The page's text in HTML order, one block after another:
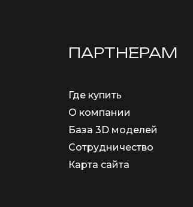
ПАРТНЕРАМ
Где купить
О компании
База 3D моделей
Сотрудничество
Карта сайта